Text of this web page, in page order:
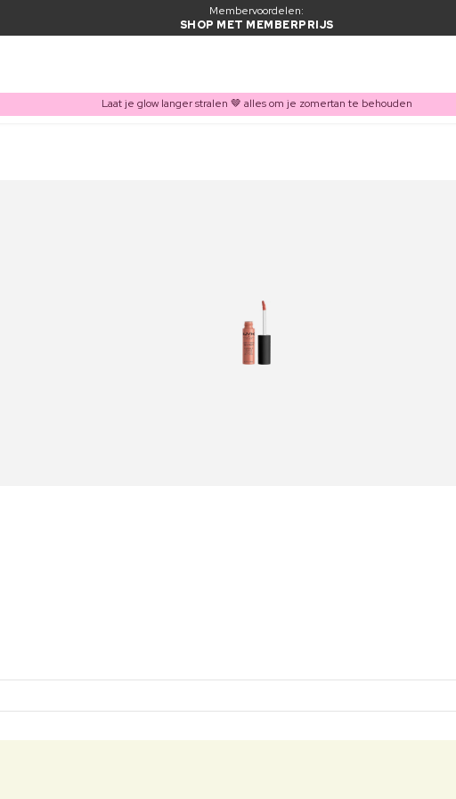
Membervoordelen:
SHOP MET MEMBERPRIJS
Laat je glow langer stralen 🤎 alles om je zomertan te behouden